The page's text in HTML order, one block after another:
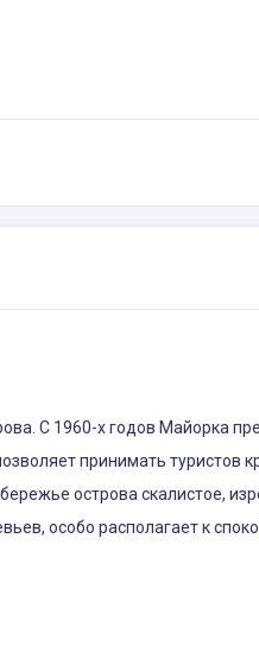
С 1960-х годов Майорка
принимать туристов
острова скалистое,
особо располагает к